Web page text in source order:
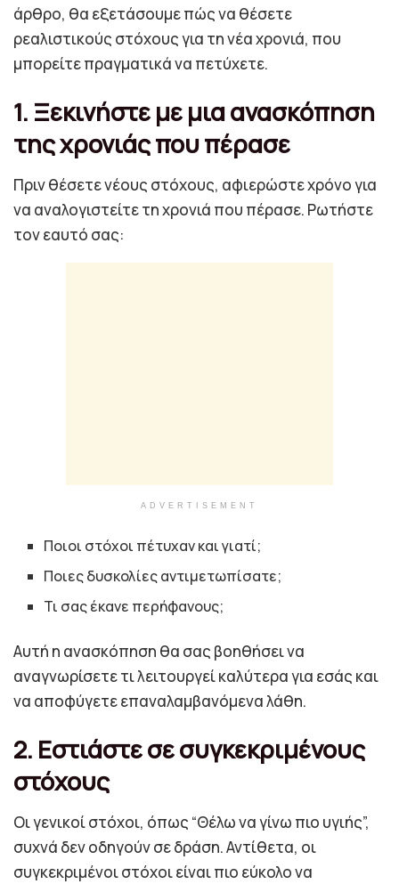
άρθρο, θα εξετάσουμε πώς να θέσετε
ρεαλιστικούς στόχους για τη νέα χρονιά, που
μπορείτε πραγματικά να πετύχετε.
1. Ξεκινήστε με μια ανασκόπηση
της χρονιάς που πέρασε
Πριν θέσετε νέους στόχους, αφιερώστε χρόνο για
να αναλογιστείτε τη χρονιά που πέρασε. Ρωτήστε
τον εαυτό σας:
ADVERTISEMENT
Ποιοι στόχοι πέτυχαν και γιατί;
Ποιες δυσκολίες αντιμετωπίσατε;
Τι σας έκανε περήφανους;
Αυτή η ανασκόπηση θα σας βοηθήσει να
αναγνωρίσετε τι λειτουργεί καλύτερα για εσάς και
να αποφύγετε επαναλαμβανόμενα λάθη.
2. Εστιάστε σε συγκεκριμένους
στόχους
Οι γενικοί στόχοι, όπως “Θέλω να γίνω πιο υγιής”,
συχνά δεν οδηγούν σε δράση. Αντίθετα, οι
συγκεκριμένοι στόχοι είναι πιο εύκολο να